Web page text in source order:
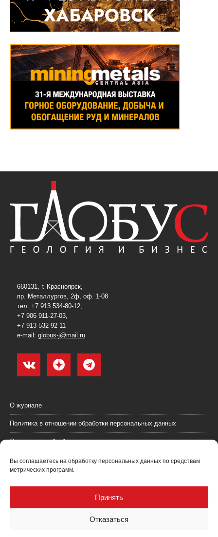
Вы соглашаетесь на обработку персональных данных по средствам
метрических программ.
Принять
Отказаться
660131, г. Красноярск,
пр. Металлургов, 2ф, оф. 1-08
тел. +7 913 534-80-12,
+7 906 911-27-03,
+7 913 532-92-11
e-mail: globus-j@mail.ru
О журнале
Политика в отношении обработки персональных данных
Согласие на обработку персональных данных
Пользовательское соглашение (оферта)